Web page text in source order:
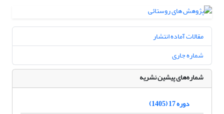
مقالات آماده انتشار
شماره جاری
شماره‌های پیشین نشریه
دوره 17 (1405)